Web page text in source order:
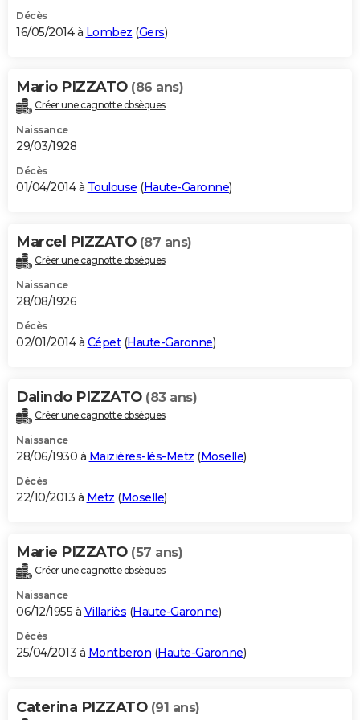
Décès
16/05/2014 à Lombez (Gers)
Mario PIZZATO (86 ans)
Créer une cagnotte obsèques
Naissance
29/03/1928
Décès
01/04/2014 à Toulouse (Haute-Garonne)
Marcel PIZZATO (87 ans)
Créer une cagnotte obsèques
Naissance
28/08/1926
Décès
02/01/2014 à Cépet(Haute-Garonne)
Dalindo PIZZATO (83 ans)
Créer une cagnotte obsèques
Naissance
28/06/1930 à Maizières-lès-Metz (Moselle)
Décès
22/10/2013 à Metz (Moselle)
Marie PIZZATO (57 ans)
Créer une cagnotte obsèques
Naissance
06/12/1955 à Villariès (Haute-Garonne)
Décès
25/04/2013 à Montberon (Haute-Garonne)
Caterina PIZZATO (91 ans)